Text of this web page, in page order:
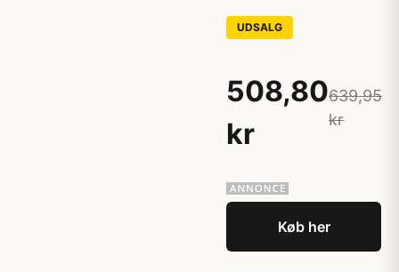
UDSALG
508,80
kr
639,95
kr
Køb her